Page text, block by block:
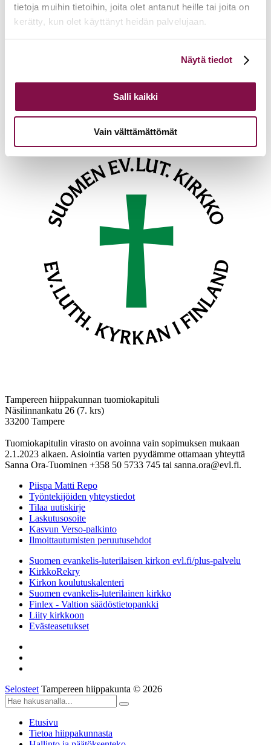
tietoja muihin tietoihin, joita olet antanut heille tai joita on
kerätty, kun olet käyttänyt heidän palvelujaan.
linkistä.
Näytä tiedot
Salli kaikki
Vain välttämättömät
Tulevia tapahtumia
Tuomiokapitulin istunto 19.08.2026
Ikkunoita kristilliseen spiritualiteettiin: Matkakumppanuuden päivä
Toimistoväen verkostotapaaminen 08.09.2026
Takaisin tapahtumiin
Tampereen hiippakunnan tuomiokapituli
Näsilinnankatu 26 (7. krs)
33200 Tampere
Tuomiokapitulin virasto on avoinna vain sopimuksen mukaan
2.1.2023 alkaen. Asiointia varten pyydämme ottamaan yhteyttä
Sanna Ora-Tuominen +358 50 5733 745 tai sanna.ora@evl.fi.
Piispa Matti Repo
Työntekijöiden yhteystiedot
Tilaa uutiskirje
Laskutusosoite
Kasvun Verso-palkinto
Ilmoittautumisten peruutusehdot
Suomen evankelis-luterilaisen kirkon evl.fi/plus-palvelu
KirkkoRekry
Kirkon koulutuskalenteri
Suomen evankelis-luterilainen kirkko
Finlex - Valtion säädöstietopankki
Liity kirkkoon
Evästeasetukset
Selosteet Tampereen hiippakunta © 2026
Etusivu
Tietoa hiippakunnasta